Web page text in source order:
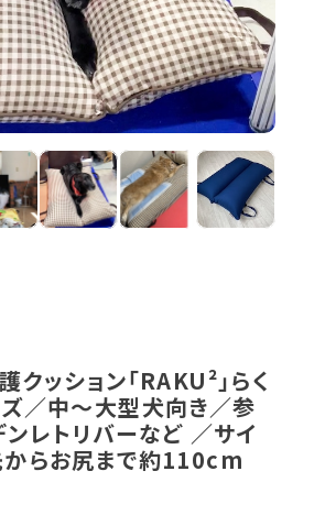
クッション「RAKU²」らく
／中～大型犬向き／参
ンレトリバーなど ／サイ
らお尻まで約110cm